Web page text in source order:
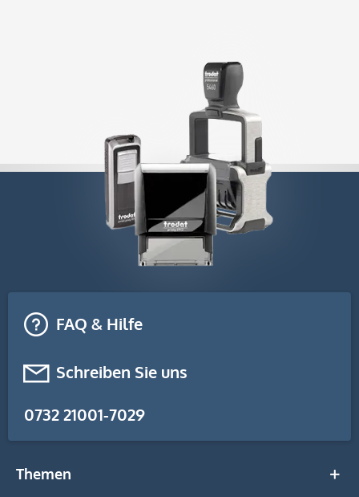
FAQ & Hilfe
Schreiben Sie uns
0732 21001-7029
Themen